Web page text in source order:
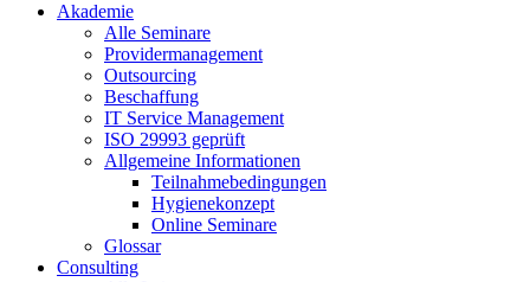
Akademie
Alle Seminare
Providermanagement
Outsourcing
Beschaffung
IT Service Management
ISO 29993 geprüft
Allgemeine Informationen
Teilnahmebedingungen
Hygienekonzept
Online Seminare
Glossar
Consulting